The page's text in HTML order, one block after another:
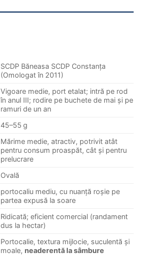
SCDP Băneasa SCDP Constanța
(Omologat în 2011)
Vigoare medie, port etalat; intră pe rod
în anul III; rodire pe buchete de mai şi pe
ramuri de un an
45–55 g
Mărime medie, atractiv, potrivit atât
pentru consum proaspăt, cât și pentru
prelucrare
Ovală
portocaliu mediu, cu nuanță roșie pe
partea expusă la soare
Ridicată; eficient comercial (randament
dus la hectar)
Portocalie, textura mijlocie, suculentă și
moale, neaderentă la sâmbure